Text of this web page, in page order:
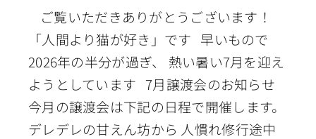
ご覧いただきありがとうございます！
「人間より猫が好き」です 早いもので
2026年の半分が過ぎ、 熱い暑い7月を迎え
ようとしています 7月譲渡会のお知らせ
今月の譲渡会は下記の日程で開催します。
デレデレの甘えん坊から 人慣れ修行途中